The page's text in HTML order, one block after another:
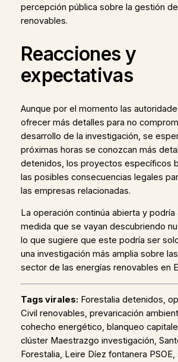
percepción pública sobre la gestión
renovables.
Reacciones y
expectativas
Aunque por el momento las
ofrecer más detalles para no
desarrollo de la investigación, se
próximas horas se conozcan más
detenidos, los proyectos específicos
las posibles consecuencias legales
las empresas relacionadas.
La operación continúa abierta y podría
medida que se vayan descubriendo
lo que sugiere que este podría ser
una investigación más amplia sobre
sector de las energías renovables en
Tags virales: Forestalia detenidos,
Civil renovables, prevaricación
cohecho energético, blanqueo
clúster Maestrazgo investigación,
Forestalia, Leire Díez fontanera